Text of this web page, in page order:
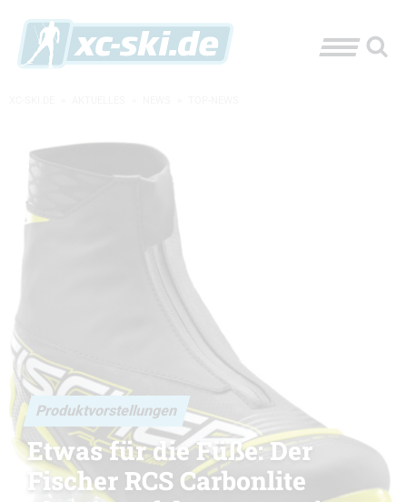
Produktvorstellungen
Etwas für die Füße: Der
Fischer RCS Carbonlite